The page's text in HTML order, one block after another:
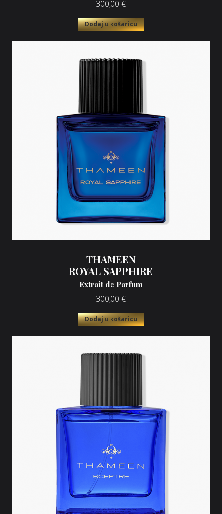
300,00 €
Dodaj u košaricu
THAMEEN
ROYAL SAPPHIRE
Extrait de Parfum
300,00 €
Dodaj u košaricu